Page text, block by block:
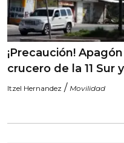
¡Precaución!
crucero de la 11 Sur
Itzel Hernandez / Movilidad